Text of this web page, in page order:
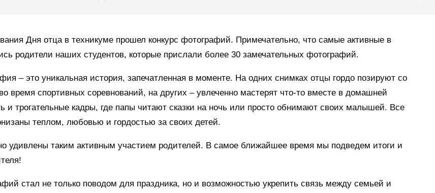
Дня отца в техникуме прошел конкурс фотографий. Примечательно, что самые активные в
родители наших студентов, которые прислали более 30 замечательных фотографий.
– это уникальная история, запечатленная в моменте. На одних снимках отцы гордо позируют со
время спортивных соревнований, на других – увлеченно мастерят что-то вместе в домашней
и трогательные кадры, где папы читают сказки на ночь или просто обнимают своих малышей. Все
теплом, любовью и гордостью за своих детей.
удивлены таким активным участием родителей. В самое ближайшее время мы подведем итоги и
стал не только поводом для праздника, но и возможностью укрепить связь между семьей и